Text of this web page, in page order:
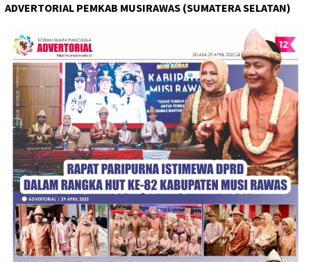
ADVERTORIAL PEMKAB MUSIRAWAS (SUMATERA SELATAN)